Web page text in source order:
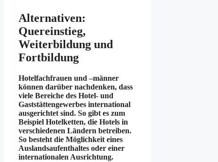
Alternativen:
Quereinstieg,
Weiterbildung und
Fortbildung
Hotelfachfrauen und –männer
können darüber nachdenken, dass
viele Bereiche des Hotel- und
Gaststättengewerbes international
ausgerichtet sind. So gibt es zum
Beispiel Hotelketten, die Hotels in
verschiedenen Ländern betreiben.
So besteht die Möglichkeit eines
Auslandsaufenthaltes oder einer
internationalen Ausrichtung.